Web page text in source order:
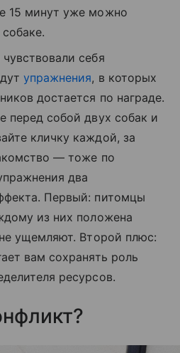
15 минут уже можно
себя
упражнения, в которых
достается по награде.
перед собой двух собак и
кличку каждой, за
— тоже по
два
Первый: питомцы
из них положена
ущемляют. Второй плюс:
вам сохранять роль
ресурсов.